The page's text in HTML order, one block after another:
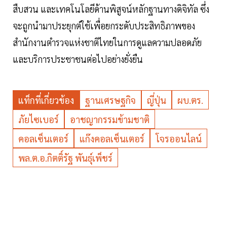
สืบสวน และเทคโนโลยีด้านพิสูจน์หลักฐานทางดิจิทัล ซึ่ง
จะถูกนำมาประยุกต์ใช้เพื่อยกระดับประสิทธิภาพของ
สำนักงานตำรวจแห่งชาติไทยในการดูแลความปลอดภัย
และบริการประชาชนต่อไปอย่างยั่งยืน
แท็กที่เกี่ยวข้อง ฐานเศรษฐกิจ ญี่ปุ่น
ผบ.ตร.
ภัยไซเบอร์
อาชญากรรมข้ามชาติ
คอลเซ็นเตอร์
แก๊งคอลเซ็นเตอร์
โจรออนไลน์
พล.ต.อ.กิตติ์รัฐ พันธุ์เพ็ชร์